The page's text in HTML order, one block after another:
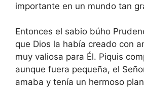
importante en un mundo tan
Entonces el sabio búho
que Dios la había creado con
muy valiosa para Él. Piquis
aunque fuera pequeña, el
amaba y tenía un hermoso